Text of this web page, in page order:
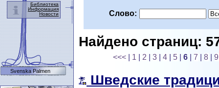
Слово:
Найдено страниц:
<<< 1 2 |3 |4 5 |6 |7 |8 |9
Шведские
Библиотека
Информация
Новости
Svenska Palmen